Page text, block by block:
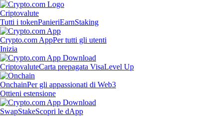
Criptovalute
Tutti i tokenPanieriEarnStaking
Crypto.com AppPer tutti gli utenti
Inizia
CriptovaluteCarta prepagata VisaLevel Up
OnchainPer gli appassionati di Web3
Ottieni estensione
SwapStakeScopri le dApp